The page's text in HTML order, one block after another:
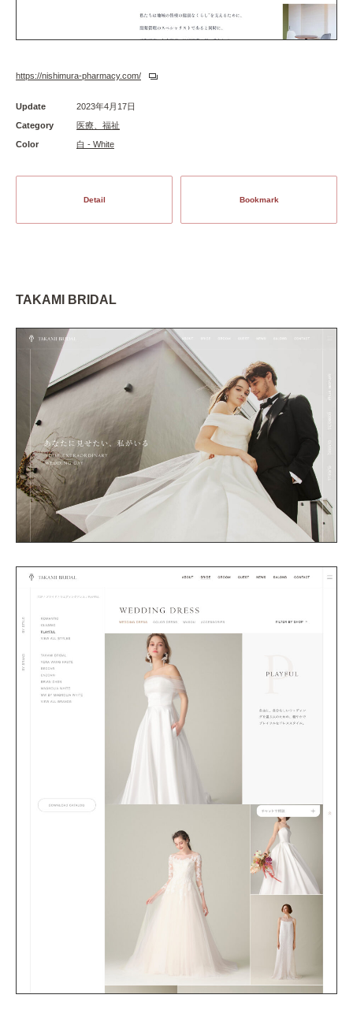
https://nishimura-pharmacy.com/
Update
2023年4月17日
Category
医療、福祉
Color
白 - White
Detail Bookmark
TAKAMI BRIDAL